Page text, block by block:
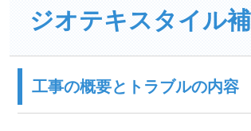
ジオテキスタイル
工事の概要とトラブルの内容